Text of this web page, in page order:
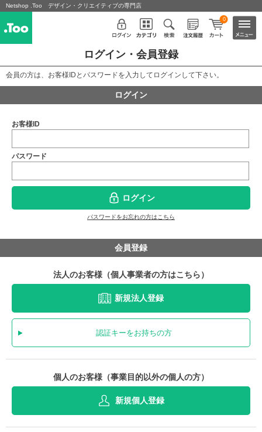
Netshop .Too デザイン・クリエイティブの専門店
0
ログイン・会員登録
会員の方は、お客様IDとパスワードを入力してログインして下さい。
ログイン
お客様ID
パスワード
ログイン
パスワードをお忘れの方はこちら
会員登録
法人のお客様（個人事業者の方はこちら）
新規法人登録
認証キーをお持ちの方
個人のお客様（事業目的以外の個人の方）
新規個人登録